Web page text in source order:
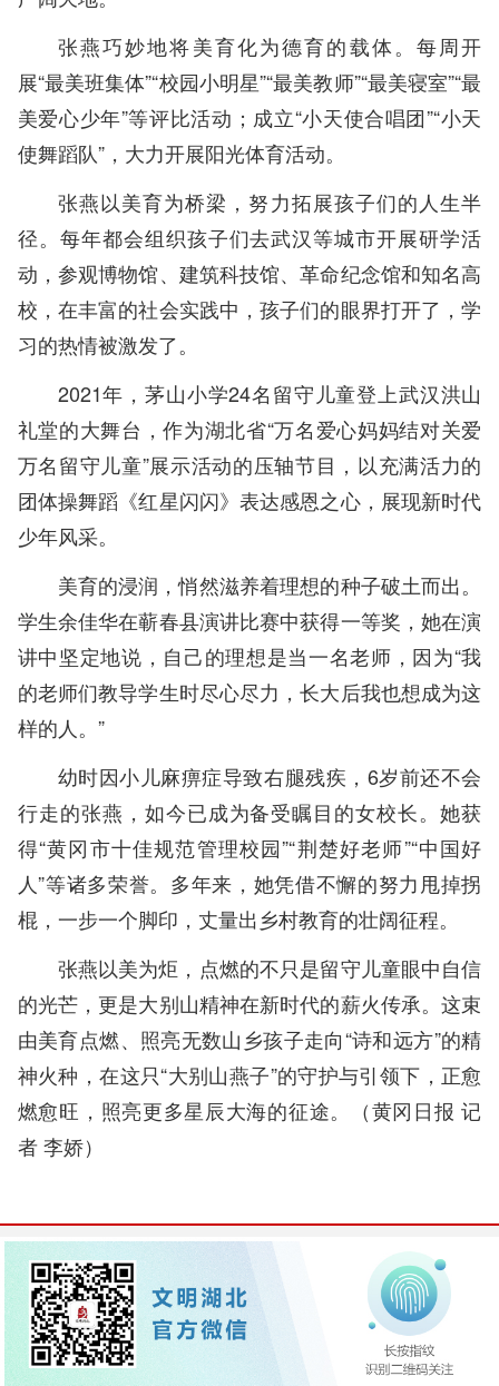
张燕巧妙地将美育化为德育的载体。每周开
展“最美班集体”“校园小明星”“最美教师”“最美寝室”“最
美爱心少年”等评比活动；成立“小天使合唱团”“小天
使舞蹈队”，大力开展阳光体育活动。
张燕以美育为桥梁，努力拓展孩子们的人生半
径。每年都会组织孩子们去武汉等城市开展研学活
动，参观博物馆、建筑科技馆、革命纪念馆和知名高
校，在丰富的社会实践中，孩子们的眼界打开了，学
习的热情被激发了。
2021年，茅山小学24名留守儿童登上武汉洪山
礼堂的大舞台，作为湖北省“万名爱心妈妈结对关爱
万名留守儿童”展示活动的压轴节目，以充满活力的
团体操舞蹈《红星闪闪》表达感恩之心，展现新时代
少年风采。
美育的浸润，悄然滋养着理想的种子破土而出。
学生余佳华在蕲春县演讲比赛中获得一等奖，她在演
讲中坚定地说，自己的理想是当一名老师，因为“我
的老师们教导学生时尽心尽力，长大后我也想成为这
样的人。”
幼时因小儿麻痹症导致右腿残疾，6岁前还不会
行走的张燕，如今已成为备受瞩目的女校长。她获
得“黄冈市十佳规范管理校园”“荆楚好老师”“中国好
人”等诸多荣誉。多年来，她凭借不懈的努力甩掉拐
棍，一步一个脚印，丈量出乡村教育的壮阔征程。
张燕以美为炬，点燃的不只是留守儿童眼中自信
的光芒，更是大别山精神在新时代的薪火传承。这束
由美育点燃、照亮无数山乡孩子走向“诗和远方”的精
神火种，在这只“大别山燕子”的守护与引领下，正愈
燃愈旺，照亮更多星辰大海的征途。（黄冈日报记
者 李娇）